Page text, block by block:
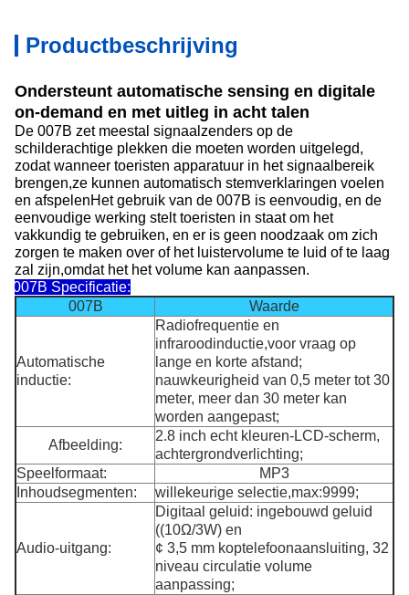
Productbeschrijving
Ondersteunt automatische sensing en digitale
on-demand en met uitleg in acht talen
De 007B zet meestal signaalzenders op de
schilderachtige plekken die moeten worden uitgelegd,
zodat wanneer toeristen apparatuur in het signaalbereik
brengen,ze kunnen automatisch stemverklaringen voelen
en afspelenHet gebruik van de 007B is eenvoudig, en de
eenvoudige werking stelt toeristen in staat om het
vakkundig te gebruiken, en er is geen noodzaak om zich
zorgen te maken over of het luistervolume te luid of te laag
zal zijn,omdat het het volume kan aanpassen.
007B Specificatie:
007B
Waarde
Automatische
inductie:
Radiofrequentie en
infraroodinductie,voor vraag op
lange en korte afstand;
nauwkeurigheid van 0,5 meter tot 30
meter, meer dan 30 meter kan
worden aangepast;
Afbeelding:
2.8 inch echt kleuren-LCD-scherm,
achtergrondverlichting;
Speelformaat:
MP3
Inhoudsegmenten:
willekeurige selectie,max:9999;
Audio-uitgang:
Digitaal geluid: ingebouwd geluid
((10Ω/3W) en
¢ 3,5 mm koptelefoonaansluiting, 32
niveau circulatie volume
aanpassing;